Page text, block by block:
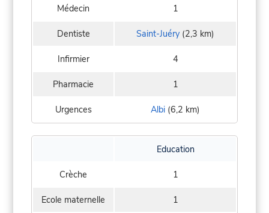
Médecin 1
Dentiste Saint-Juéry (2,3 km)
Infirmier 4
Pharmacie 1
Urgences Albi (6,2 km)
Education
Crèche 1
Ecole maternelle 1